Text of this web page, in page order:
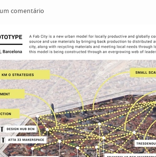
comentário